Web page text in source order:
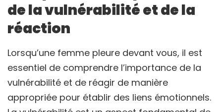
de la vulnérabilité et de la
réaction
Lorsqu’une femme pleure devant vous, il est
essentiel de comprendre l’importance de la
vulnérabilité et de réagir de manière
appropriée pour établir des liens émotionnels.